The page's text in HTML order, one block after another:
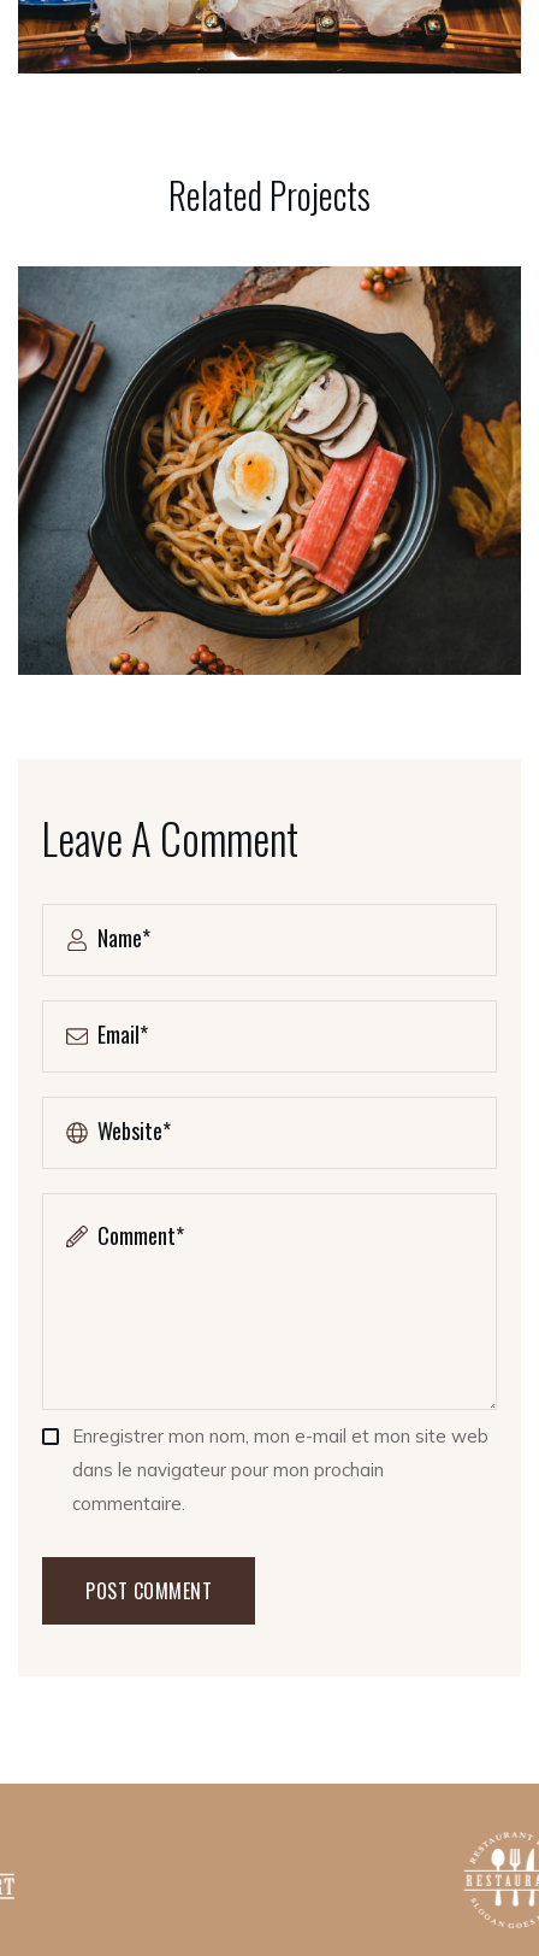
Related Projects
Leave A Comment
Enregistrer mon nom, mon e-mail et mon site web
dans le navigateur pour mon prochain
commentaire.